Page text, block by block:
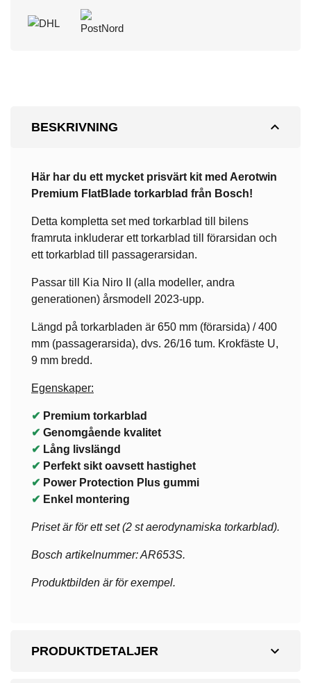
expand_less
BESKRIVNING
Här har du ett mycket prisvärt kit med Aerotwin
Premium FlatBlade torkarblad från Bosch!
Detta kompletta set med torkarblad till bilens
framruta inkluderar ett torkarblad till förarsidan och
ett torkarblad till passagerarsidan.
Passar till Kia Niro II (alla modeller, andra
generationen) årsmodell 2023-upp.
Längd på torkarbladen är 650 mm (förarsida) / 400
mm (passagerarsida), dvs. 26/16 tum. Krokfäste U,
9 mm bredd.
Egenskaper:
✔ Premium torkarblad
✔ Genomgående kvalitet
✔ Lång livslängd
✔ Perfekt sikt oavsett hastighet
✔ Power Protection Plus gummi
✔ Enkel montering
Priset är för ett set (2 st aerodynamiska torkarblad).
Bosch artikelnummer: AR653S.
Produktbilden är för exempel.
expand_more
PRODUKTDETALJER